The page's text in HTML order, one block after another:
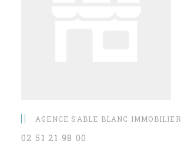
AGENCE SABLE BLANC IMMOBILIER
02 51 21 98 00